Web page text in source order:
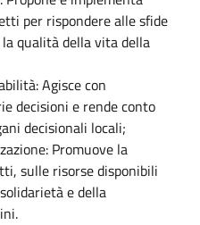
per rispondere alle sfide
qualità della vita della
Agisce con
decisioni e rende conto
decisionali locali;
Promuove la
sulle risorse disponibili
e della